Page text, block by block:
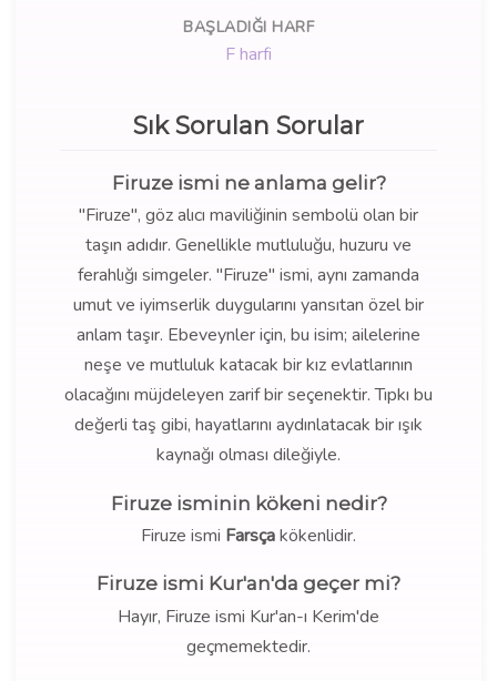
BAŞLADIĞI HARF
F harfi
Sık Sorulan Sorular
Firuze ismi ne anlama gelir?
"Firuze", göz alıcı maviliğinin sembolü olan bir
taşın adıdır. Genellikle mutluluğu, huzuru ve
ferahlığı simgeler. "Firuze" ismi, aynı zamanda
umut ve iyimserlik duygularını yansıtan özel bir
anlam taşır. Ebeveynler için, bu isim; ailelerine
neşe ve mutluluk katacak bir kız evlatlarının
olacağını müjdeleyen zarif bir seçenektir. Tıpkı bu
değerli taş gibi, hayatlarını aydınlatacak bir ışık
kaynağı olması dileğiyle.
Firuze isminin kökeni nedir?
Firuze ismi Farsçakökenlidir.
Firuze ismi Kur'an'da geçer mi?
Hayır, Firuze ismi Kur'an-ı Kerim'de
geçmemektedir.